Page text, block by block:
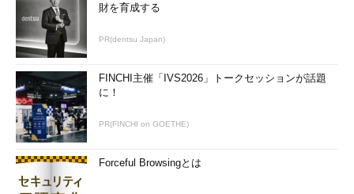
財を育成する
PR(dentsu Japan)
FINCHI主催「IVS2026」トークセッションが話題
に！
PR(FINCHI on GOETHE)
Forceful Browsingとは